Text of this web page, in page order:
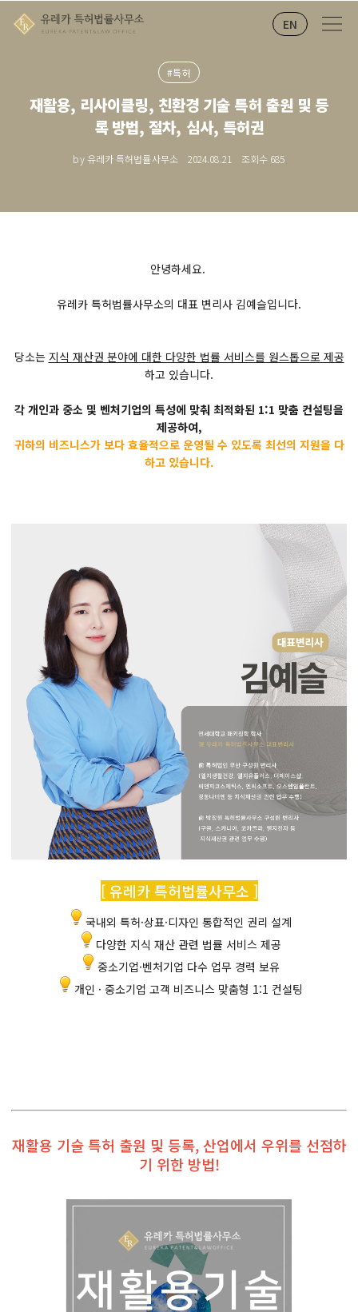
EN
#특허
재활용, 리사이클링, 친환경 기술 특허 출원 및 등
록 방법, 절차, 심사, 특허권
by 유레카 특허법률사무소 2024.08.21 조회수 685
안녕하세요.
유레카 특허법률사무소의 대표 변리사 김예슬입니다.
당소는 지식 재산권 분야에 대한 다양한 법률 서비스를 원스톱으로 제공
하고 있습니다.
각 개인과 중소 및 벤처기업의 특성에 맞춰 최적화된 1:1 맞춤 컨설팅을
제공하여,
귀하의 비즈니스가 보다 효율적으로 운영될 수 있도록 최선의 지원을 다
하고 있습니다.
[ 유레카 특허법률사무소 ]
국내외 특허·상표·디자인 통합적인 권리 설계
다양한 지식 재산 관련 법률 서비스 제공
중소기업·벤처기업 다수 업무 경력 보유
개인 · 중소기업 고객 비즈니스 맞춤형 1:1 컨설팅
재활용 기술 특허 출원 및 등록, 산업에서 우위를 선점하
기 위한 방법!